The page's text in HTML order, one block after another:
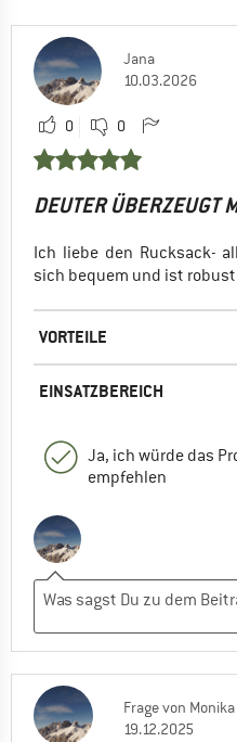
Jana
10.03.2026
0 0
DEUTER ÜBERZEUGT
Ich liebe den Rucksack-
sich bequem und ist
VORTEILE
EINSATZBEREICH
Ja, ich würde das
empfehlen
Fragevon Monika
19.12.2025